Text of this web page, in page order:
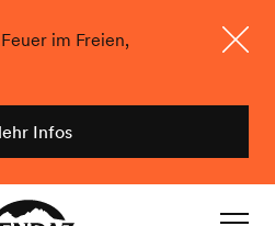
im Freien,
Infos